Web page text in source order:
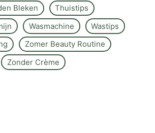
Bleken
Thuistips
Wasmachine
Wastips
Zomer Beauty Routine
Zonder Crème